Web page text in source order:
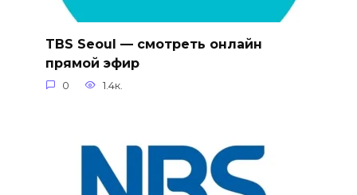
TBS Seoul — смотреть онлайн
прямой эфир
0 1.4к.